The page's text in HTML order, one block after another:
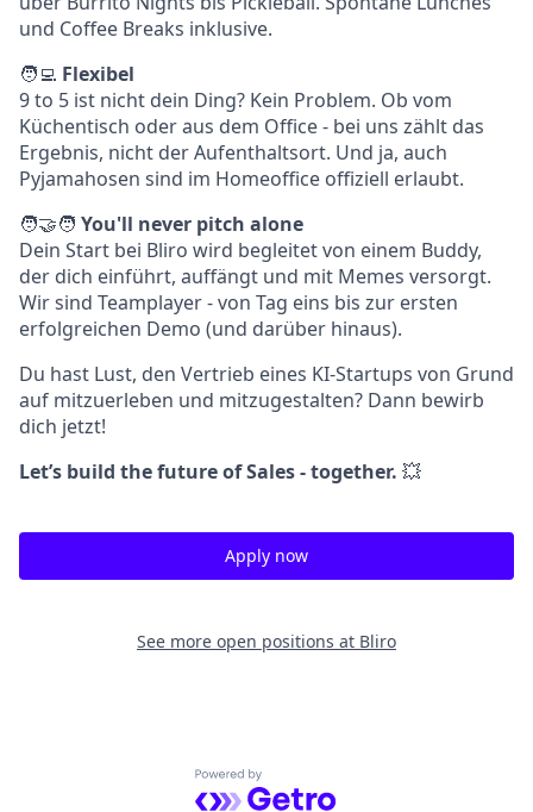
und Coffee Breaks inklusive.
🧑‍💻 Flexibel
9 to 5 ist nicht dein Ding? Kein Problem. Ob vom
Küchentisch oder aus dem Office - bei uns zählt das
Ergebnis, nicht der Aufenthaltsort. Und ja, auch
Pyjamahosen sind im Homeoffice offiziell erlaubt.
🧑‍🤝‍🧑 You'll never pitch alone
Dein Start bei Bliro wird begleitet von einem Buddy,
der dich einführt, auffängt und mit Memes versorgt.
Wir sind Teamplayer - von Tag eins bis zur ersten
erfolgreichen Demo (und darüber hinaus).
Du hast Lust, den Vertrieb eines KI-Startups von Grund
auf mitzuerleben und mitzugestalten? Dann bewirb
dich jetzt!
Let’s build the future of Sales - together. 💥
Apply now
See more open positions at Bliro
Powered by Getro.com